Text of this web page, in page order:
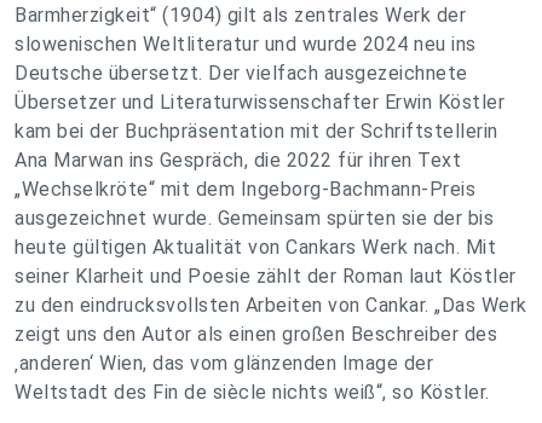
Barmherzigkeit“ (1904) gilt als zentrales Werk der
slowenischen Weltliteratur und wurde 2024 neu ins
Deutsche übersetzt. Der vielfach ausgezeichnete
Übersetzer und Literaturwissenschafter Erwin Köstler
kam bei der Buchpräsentation mit der Schriftstellerin
Ana Marwan ins Gespräch, die 2022 für ihren Text
„Wechselkröte“ mit dem Ingeborg-Bachmann-Preis
ausgezeichnet wurde. Gemeinsam spürten sie der bis
heute gültigen Aktualität von Cankars Werk nach. Mit
seiner Klarheit und Poesie zählt der Roman laut Köstler
zu den eindrucksvollsten Arbeiten von Cankar. „Das Werk
zeigt uns den Autor als einen großen Beschreiber des
‚anderen‘ Wien, das vom glänzenden Image der
Weltstadt des Fin de siècle nichts weiß“, so Köstler.